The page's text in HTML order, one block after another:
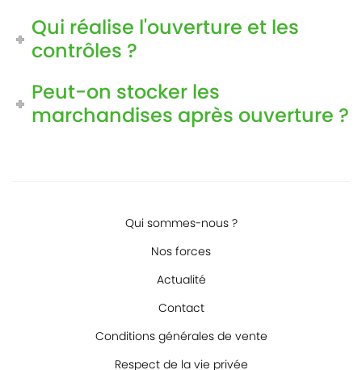
Qui réalise l'ouverture et les
contrôles ?
Peut-on stocker les
marchandises après ouverture ?
Qui sommes-nous ?
Nos forces
Actualité
Contact
Conditions générales de vente
Respect de la vie privée